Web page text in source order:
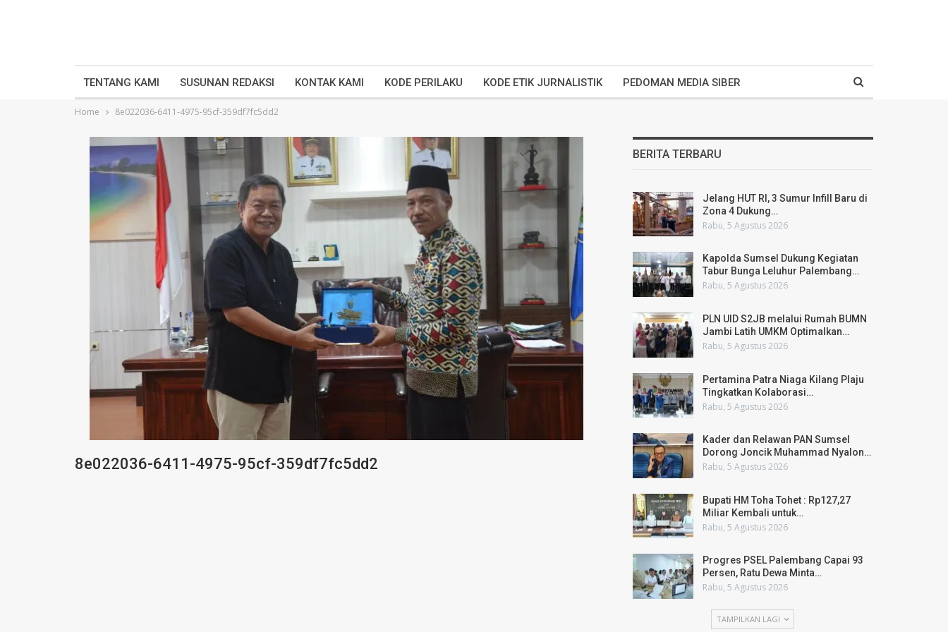
TENTANG KAMI SUSUNAN REDAKSI KONTAK KAMI KODE PERILAKU KODE ETIK JURNALISTIK PEDOMAN MEDIA SIBER
Home 8e022036-6411-4975-95cf-359df7fc5dd2
8e022036-6411-4975-95cf-359df7fc5dd2
BERITA TERBARU
Jelang HUT RI, 3 Sumur Infill Baru di
Zona 4 Dukung…
Rabu, 5 Agustus 2026
Kapolda Sumsel Dukung Kegiatan
Tabur Bunga Leluhur Palembang…
Rabu, 5 Agustus 2026
PLN UID S2JB melalui Rumah BUMN
Jambi Latih UMKM Optimalkan…
Rabu, 5 Agustus 2026
Pertamina Patra Niaga Kilang Plaju
Tingkatkan Kolaborasi…
Rabu, 5 Agustus 2026
Kader dan Relawan PAN Sumsel
Dorong Joncik Muhammad Nyalon…
Rabu, 5 Agustus 2026
Bupati HM Toha Tohet : Rp127,27
Miliar Kembali untuk…
Rabu, 5 Agustus 2026
Progres PSEL Palembang Capai 93
Persen, Ratu Dewa Minta…
Rabu, 5 Agustus 2026
TAMPILKAN LAGI